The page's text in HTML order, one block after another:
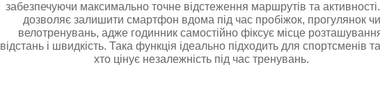
забезпечуючи максимально точне відстеження маршрутів та
дозволяє залишити смартфон вдома під час пробіжок, прогулянок чи
велотренувань, адже годинник самостійно фіксує місце
відстань і швидкість. Така функція ідеально підходить для спортсменів
хто цінує незалежність під час тренувань.